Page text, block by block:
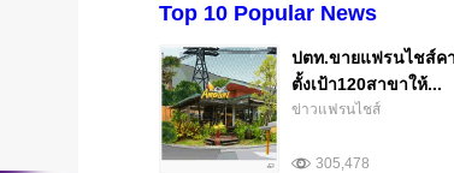
Top 10 Popular News
305,478
ปตท.ขายแฟรนไชส์ค
ตั้งเป้า120สาขาให้...
ข่าวแฟรนไชส์